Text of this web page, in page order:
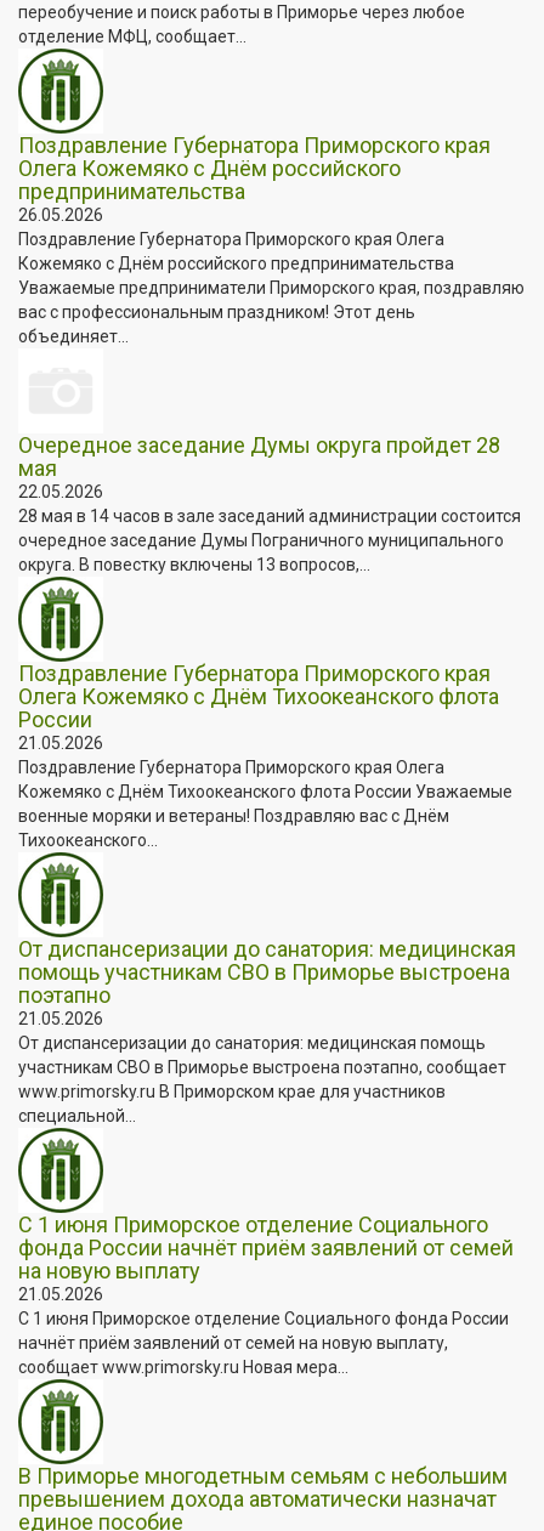
переобучение и поиск работы в Приморье через любое
отделение МФЦ, сообщает...
Поздравление Губернатора Приморского края
Олега Кожемяко с Днём российского
предпринимательства
26.05.2026
Поздравление Губернатора Приморского края Олега
Кожемяко с Днём российского предпринимательства
Уважаемые предприниматели Приморского края, поздравляю
вас с профессиональным праздником! Этот день
объединяет...
Очередное заседание Думы округа пройдет 28
мая
22.05.2026
28 мая в 14 часов в зале заседаний администрации состоится
очередное заседание Думы Пограничного муниципального
округа. В повестку включены 13 вопросов,...
Поздравление Губернатора Приморского края
Олега Кожемяко с Днём Тихоокеанского флота
России
21.05.2026
Поздравление Губернатора Приморского края Олега
Кожемяко с Днём Тихоокеанского флота России Уважаемые
военные моряки и ветераны! Поздравляю вас с Днём
Тихоокеанского...
От диспансеризации до санатория: медицинская
помощь участникам СВО в Приморье выстроена
поэтапно
21.05.2026
От диспансеризации до санатория: медицинская помощь
участникам СВО в Приморье выстроена поэтапно, сообщает
www.primorsky.ru В Приморском крае для участников
специальной...
С 1 июня Приморское отделение Социального
фонда России начнёт приём заявлений от семей
на новую выплату
21.05.2026
С 1 июня Приморское отделение Социального фонда России
начнёт приём заявлений от семей на новую выплату,
сообщает www.primorsky.ru Новая мера...
В Приморье многодетным семьям с небольшим
превышением дохода автоматически назначат
единое пособие